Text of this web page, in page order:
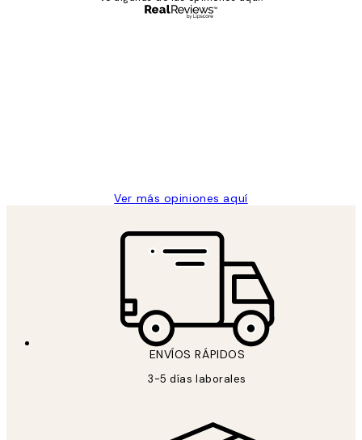
Ver más opiniones aquí
ENVÍOS RÁPIDOS
3-5 días laborales